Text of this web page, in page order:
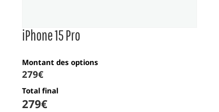
iPhone 15 Pro
Montant des options
279€
Total final
279€